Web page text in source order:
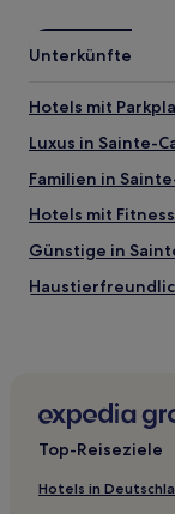
Unterkünfte
Hotels mit
Luxus in Sainte-
Familien in
Hotels mit
Günstige in
Familien in Ixelles
Hotels mit
Top-Reiseziele
Hotels in